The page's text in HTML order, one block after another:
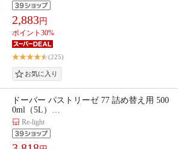
2,883円
ポイント30%
(225)
ドーバー パストリーゼ 77 詰め替え用 500
0ml（5L）…
Re-light